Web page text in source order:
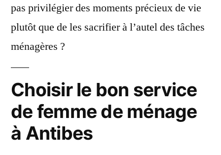
pas privilégier des moments précieux de vie
plutôt que de les sacrifier à l’autel des tâches
ménagères ?
Choisir le bon service
de femme de ménage
à Antibes